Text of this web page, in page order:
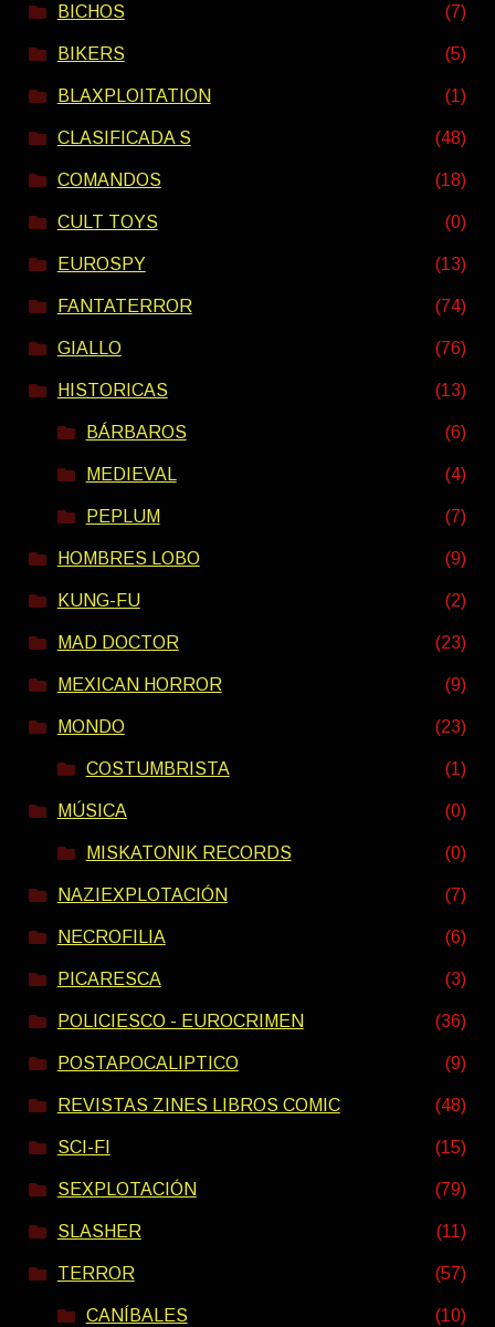
BICHOS (7)
BIKERS (5)
BLAXPLOITATION (1)
CLASIFICADA S (48)
COMANDOS (18)
CULT TOYS (0)
EUROSPY (13)
FANTATERROR (74)
GIALLO (76)
HISTORICAS (13)
BÁRBAROS (6)
MEDIEVAL (4)
PEPLUM (7)
HOMBRES LOBO (9)
KUNG-FU (2)
MAD DOCTOR (23)
MEXICAN HORROR (9)
MONDO (23)
COSTUMBRISTA (1)
MÚSICA (0)
MISKATONIK RECORDS (0)
NAZIEXPLOTACIÓN (7)
NECROFILIA (6)
PICARESCA (3)
POLICIESCO - EUROCRIMEN (36)
POSTAPOCALIPTICO (9)
REVISTAS ZINES LIBROS COMIC (48)
SCI-FI (15)
SEXPLOTACIÓN (79)
SLASHER (11)
TERROR (57)
CANÍBALES (10)